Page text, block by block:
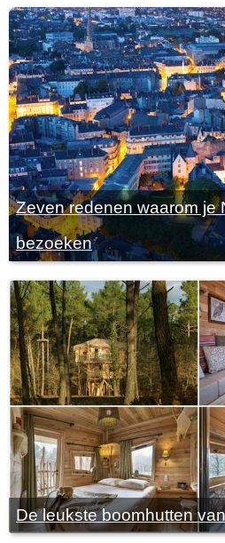
Zeven redenen waarom je
bezoeken
De leukste boomhutten